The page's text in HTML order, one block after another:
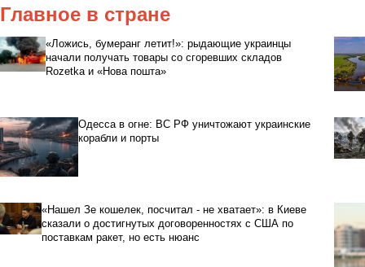
Главное в стране
«Ложись, бумеранг летит!»: рыдающие украинцы
начали получать товары со сгоревших складов
Rozetka и «Нова пошта»
Одесса в огне: ВС РФ уничтожают украинские
корабли и порты
«Нашел Зе кошелек, посчитал - не хватает»: в Киеве
сказали о достигнутых договоренностях с США по
поставкам ракет, но есть нюанс